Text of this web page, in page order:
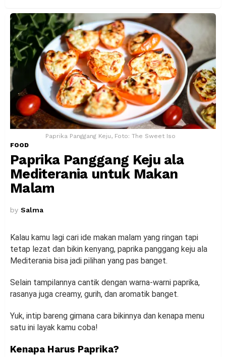
Paprika Panggang Keju, Foto: The Sweet Iso
FOOD
Paprika Panggang Keju ala
Mediterania untuk Makan
Malam
by Salma
Kalau kamu lagi cari ide makan malam yang ringan tapi
tetap lezat dan bikin kenyang, paprika panggang keju ala
Mediterania bisa jadi pilihan yang pas banget.
Selain tampilannya cantik dengan warna-warni paprika,
rasanya juga creamy, gurih, dan aromatik banget.
Yuk, intip bareng gimana cara bikinnya dan kenapa menu
satu ini layak kamu coba!
Kenapa Harus Paprika?